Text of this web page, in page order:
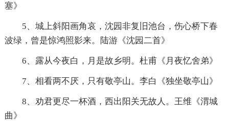
塞》
5、城上斜阳画角哀，沈园非复旧池台，伤心桥下春
波绿，曾是惊鸿照影来。陆游《沈园二首》
6、露从今夜白，月是故乡明。杜甫《月夜忆舍弟》
7、相看两不厌，只有敬亭山。李白《独坐敬亭山》
8、劝君更尽一杯酒，西出阳关无故人。王维《渭城
曲》